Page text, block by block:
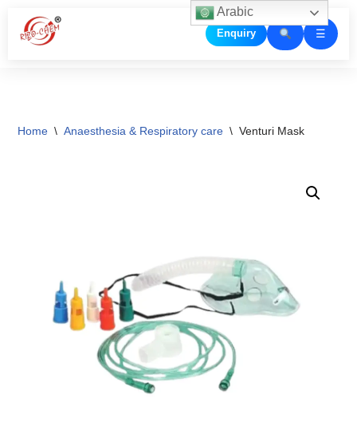
Skip
Enquiry ☰
Home \ Anaesthesia & Respiratory care \ Venturi Mask
Arabic